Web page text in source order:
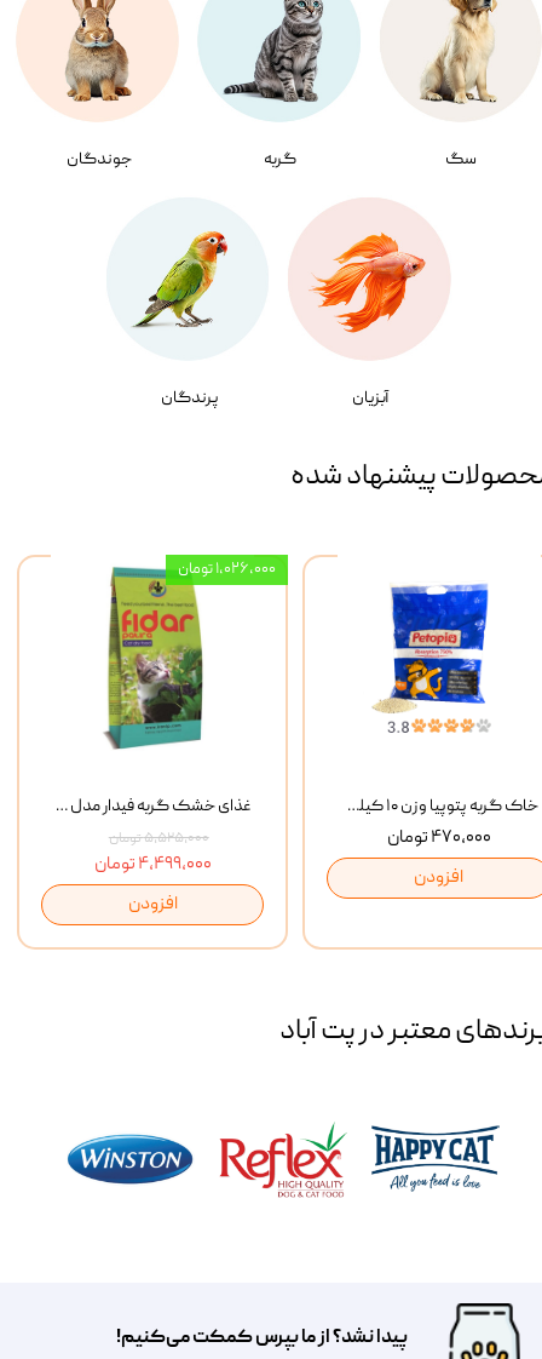
سگ گربه جوندگان
آبزیان پرندگان
پیشنهاد شده
غذای خشک گربه فیدار مدل Adult وزن 10 کیلوگرم
۵,۵۲۵,۰۰۰ تومان
۴,۴۹۹,۰۰۰ تومان
افزودن
۱,۰۲۶,۰۰۰ تومان
خاک گربه پتوپیا وزن ۱۰ کیلوگرم
۴۷۰,۰۰۰ تومان
افزودن
معتبر در پت آباد
پیدا نشد؟ از ما بپرس کمکت می‌کنیم!